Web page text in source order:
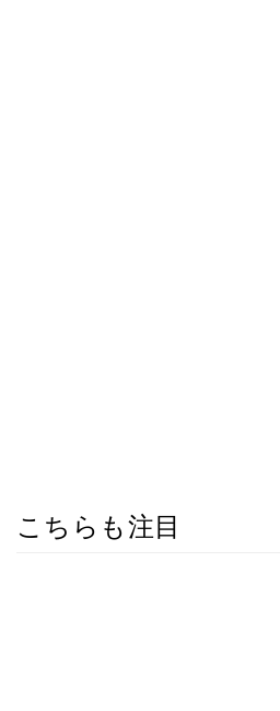
こちらも注目